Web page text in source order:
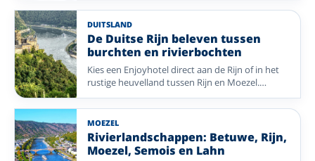
met sfeervolle plaatsen en mooie natuur.
DUITSLAND
De Duitse Rijn beleven tussen
burchten en rivierbochten
Kies een Enjoyhotel direct aan de Rijn of in het
rustige heuvelland tussen Rijn en Moezel.
Verken de Loreley, Koblenz, Boppard en
imposante burchten.
MOEZEL
Rivierlandschappen: Betuwe, Rijn,
Moezel, Semois en Lahn